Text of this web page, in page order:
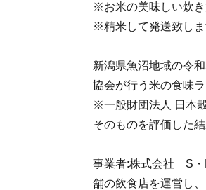
※お米の美味しい炊
※精米して発送致しま
新潟県魚沼地域の令
協会が行う米の食味
※一般財団法人 日本
そのものを評価した
事業者:株式会社 S・
舗の飲食店を運営し